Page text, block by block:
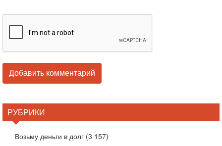
РУБРИКИ
Возьму деньги в долг (3 157)